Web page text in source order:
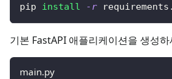
pip install -r
기본 FastAPI 애플리케이션을 생성하
main.py